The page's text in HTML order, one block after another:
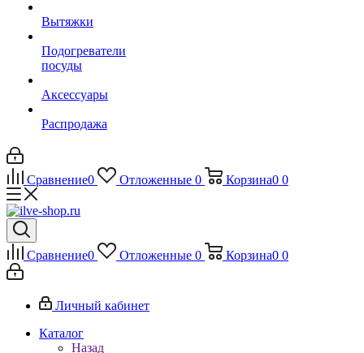
Вытяжки
Подогреватели
посуды
Аксессуары
Распродажа
Сравнение0 Отложенные 0 Корзина0 0
Сравнение0 Отложенные 0 Корзина0 0
Личный кабинет
Каталог
Назад